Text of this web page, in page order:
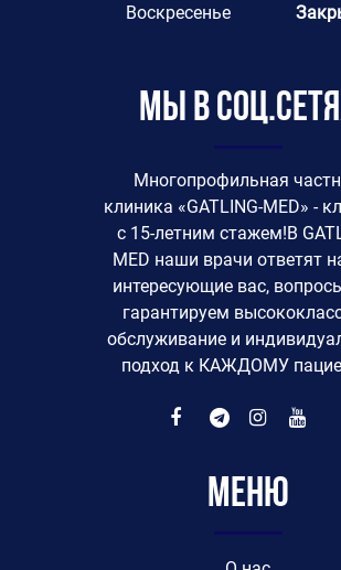
Воскресенье
Мы в
Многопрофильная
клиника «GATLING-MED» -
с 15-летним стажем!В
MED наши врачи ответят
интересующие вас,
гарантируем
обслуживание и
подход к КАЖДОМУ
Меню